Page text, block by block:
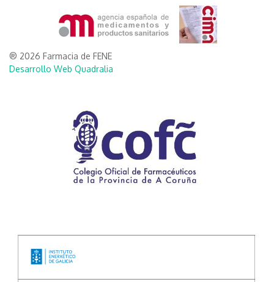
® 2026 Farmacia de FENE
Desarrollo Web Quadralia